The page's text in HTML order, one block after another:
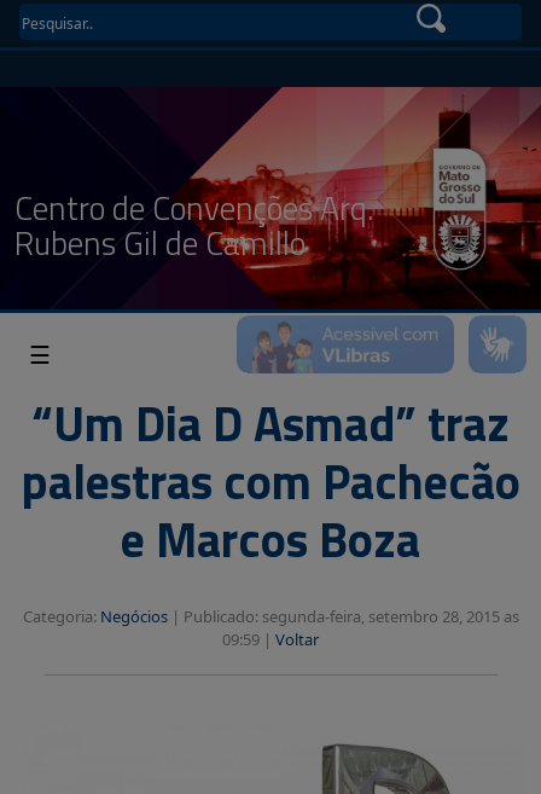
Centro de Convenções Arq.
Rubens Gil de Camillo
☰
“Um Dia D Asmad” traz
palestras com Pachecão
e Marcos Boza
Categoria: Negócios| Publicado: segunda-feira, setembro 28, 2015 as
09:59 | Voltar